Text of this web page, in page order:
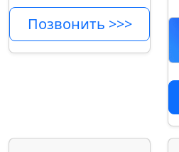
Позвонить >>>